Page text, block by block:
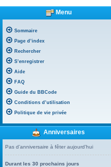
Menu
Sommaire
Page d’index
Rechercher
S’enregistrer
Aide
FAQ
Guide du BBCode
Conditions d’utilisation
Politique de vie privée
Anniversaires
Pas d’anniversaire à fêter aujourd’hui
Durant les 30 prochains jours